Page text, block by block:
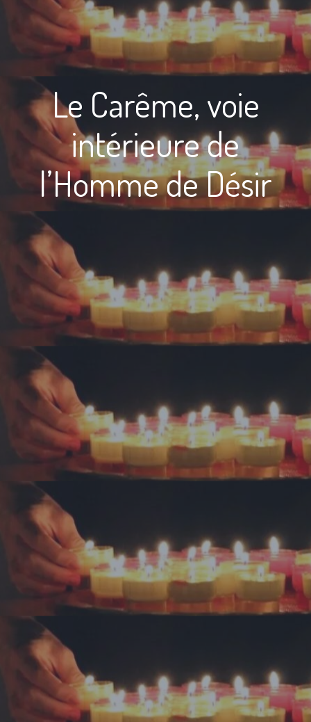
Le Carême, voie
intérieure de
l’Homme de Désir